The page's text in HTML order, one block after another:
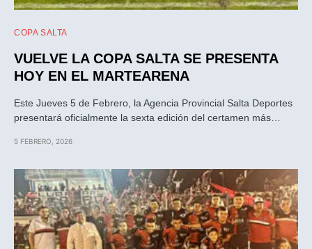
COPA SALTA
VUELVE LA COPA SALTA SE PRESENTA
HOY EN EL MARTEARENA
Este Jueves 5 de Febrero, la Agencia Provincial Salta Deportes
presentará oficialmente la sexta edición del certamen más…
5 FEBRERO, 2026